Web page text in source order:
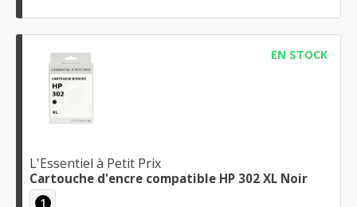
EN STOCK
L'Essentiel à Petit Prix
Cartouche d'encre compatible HP 302 XL Noir
1